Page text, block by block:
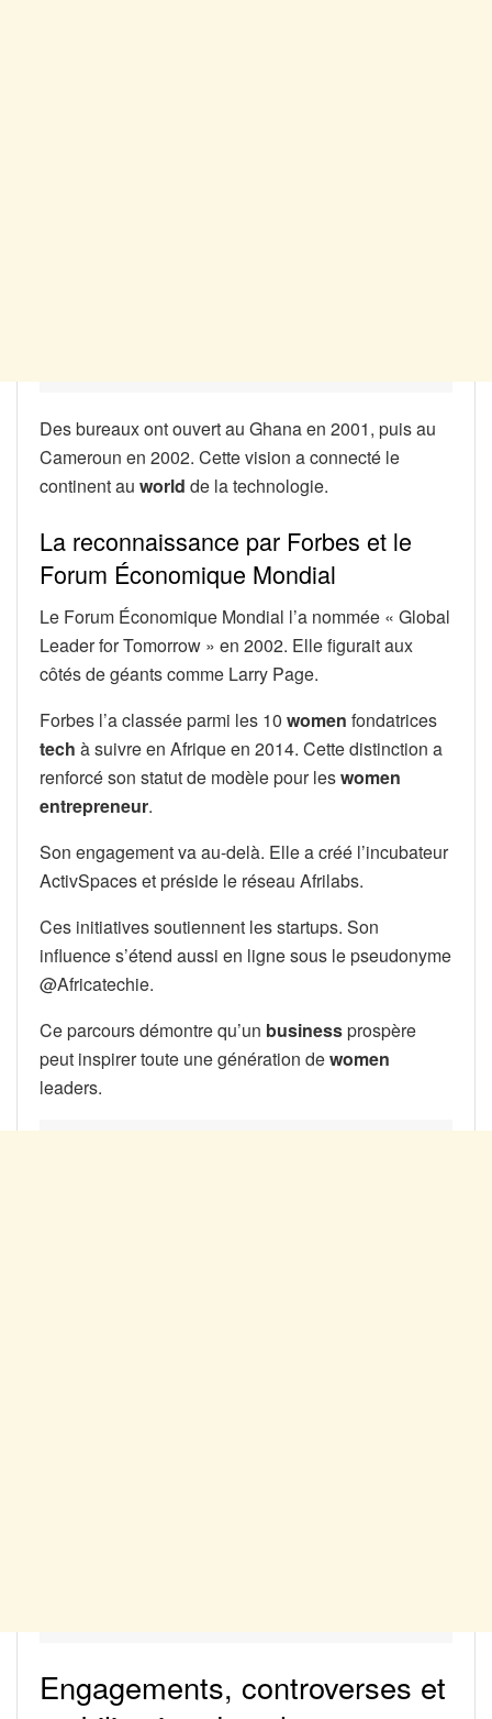
Des bureaux ont ouvert au Ghana en 2001, puis au
Cameroun en 2002. Cette vision a connecté le
continent au world de la technologie.
La reconnaissance par Forbes et le
Forum Économique Mondial
Le Forum Économique Mondial l’a nommée « Global
Leader for Tomorrow » en 2002. Elle figurait aux
côtés de géants comme Larry Page.
Forbes l’a classée parmi les 10 women fondatrices
tech à suivre en Afrique en 2014. Cette distinction a
renforcé son statut de modèle pour leswomen
entrepreneur.
Son engagement va au-delà. Elle a créé l’incubateur
ActivSpaces et préside le réseau Afrilabs.
Ces initiatives soutiennent les startups. Son
influence s’étend aussi en ligne sous le pseudonyme
@Africatechie.
Ce parcours démontre qu’un businessprospère
peut inspirer toute une génération dewomen
leaders.
Engagements, controverses et